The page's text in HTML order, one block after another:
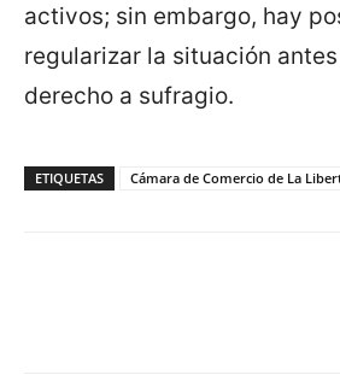
activos; sin embargo, hay
regularizar la situación
derecho a sufragio.
ETIQUETAS Cámara de Comercio de La